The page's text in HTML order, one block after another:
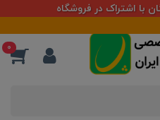
با اشتراک در فروشگاه
0